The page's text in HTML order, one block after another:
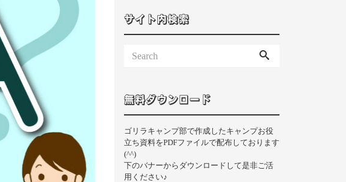
サイト内検索
無料ダウンロード
ゴリラキャンプ部で作成したキャンプお役
立ち資料をPDFファイルで配布しております
(^^)
下のバナーからダウンロードして是非ご活
用ください♪